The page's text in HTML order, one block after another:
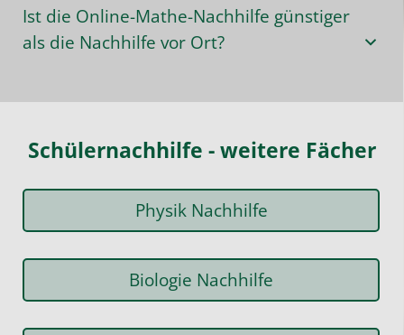
Ist die Online-Mathe-Nachhilfe günstiger
als die Nachhilfe vor Ort?
Schülernachhilfe - weitere Fächer
Physik Nachhilfe
Biologie Nachhilfe